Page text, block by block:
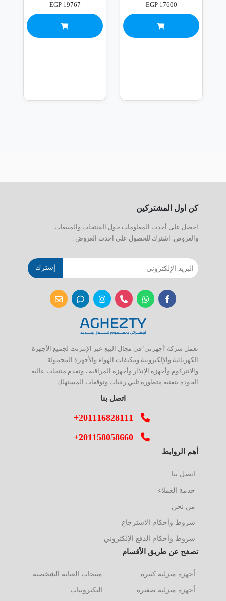
EGP 17600
EGP 19767
كن اول المشتركين
احصل على أحدث المعلومات حول المنتجات والمبيعات
والعروض. اشترك للحصول على احدث العروض .
إشترك
تعمل شركة 'أجهزتي' في مجال البيع عبر الإنترنت لجميع الأجهزة
الكهربائية والإلكترونية ومكيفات الهواء والأجهزة المحمولة
والانتركوم وأجهزة الإنذار وأجهزة المراقبة ، وتقدم منتجات عالية
الجودة بتقنية متطورة تلبي رغبات وتوقعات المستهلك.
اتصل بنا
+201116828111
+201158058660
أهم الروابط
اتصل بنا
خدمة العملاء
من نحن
شروط وأحكام الاسترجاع
شروط وأحكام الدفع الإلكتروني
تصفح عن طريق الأقسام
أجهزة منزلية كبيرة
أجهزة منزلية صغيرة
منتجات العناية الشخصية
اليكترونيات